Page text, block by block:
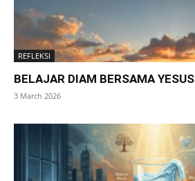
REFLEKSI
BELAJAR DIAM BERSAMA YESUS
3 March 2026